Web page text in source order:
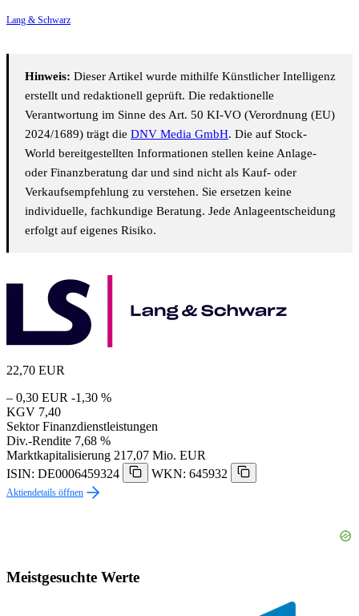
Lang & Schwarz
Hinweis: Dieser Artikel wurde mithilfe Künstlicher Intelligenz
erstellt und redaktionell geprüft. Die redaktionelle
Verantwortung im Sinne des Art. 50 KI-VO (Verordnung (EU)
2024/1689) trägt die DNV Media GmbH. Die auf Stock-
World bereitgestellten Informationen stellen keine Anlage-
oder Finanzberatung dar und sind nicht als Kauf- oder
Verkaufsempfehlung zu verstehen. Sie ersetzen keine
individuelle, fachkundige Beratung. Jede Anlageentscheidung
erfolgt auf eigenes Risiko.
22,70 EUR
– 0,30 EUR -1,30 %
KGV 7,40
Sektor Finanzdienstleistungen
Div.-Rendite 7,68 %
Marktkapitalisierung 217,07 Mio. EUR
ISIN: DE0006459324
WKN: 645932
Aktiendetails öffnen
Meistgesuchte Werte